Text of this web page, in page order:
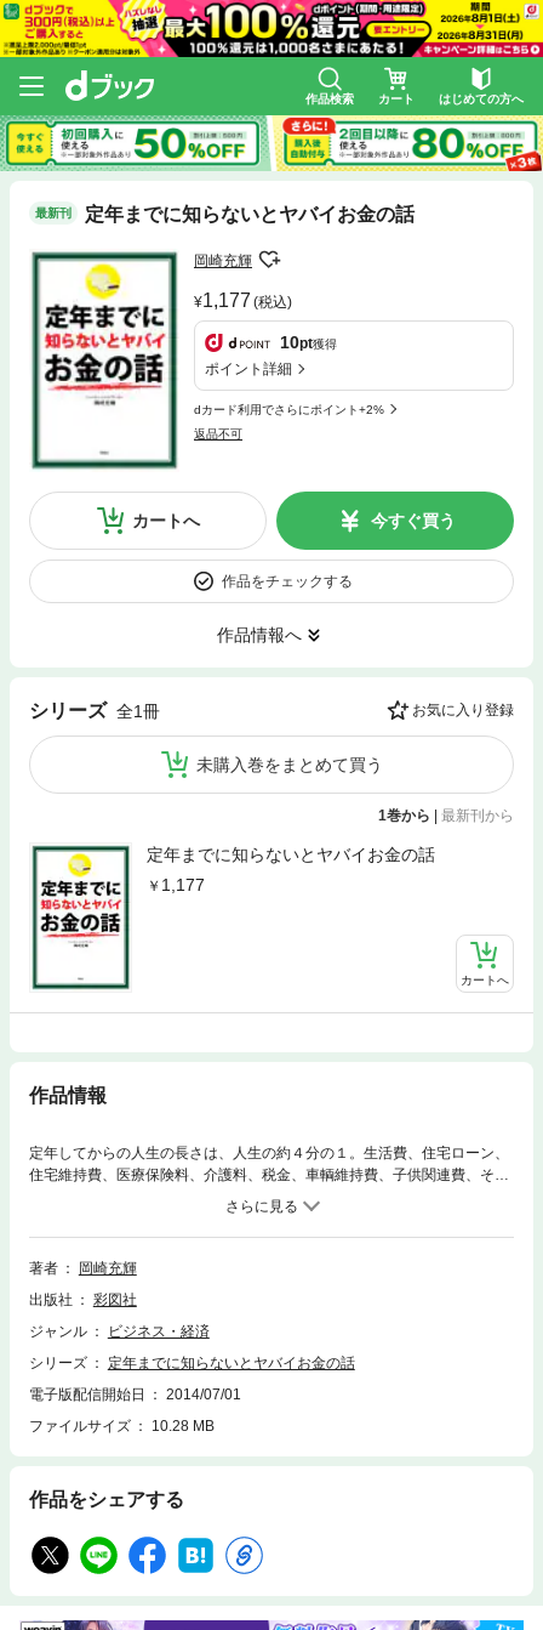
作品検索 カート はじめての方へ
最新刊 定年までに知らないとヤバイお金の話
岡崎充輝
1,177 (税込)
10pt獲得
ポイント詳細
dカード利用でさらにポイント+2%
返品不可
カートへ 今すぐ買う
作品をチェックする
作品情報へ
シリーズ 全1冊 お気に入り登録
未購入巻をまとめて買う
1巻から | 最新刊から
定年までに知らないとヤバイお金の話
1,177
カートへ
作品情報
定年してからの人生の長さは、人生の約４分の１。生活費、住宅ローン、
住宅維持費、医療保険料、介護料、税金、車輌維持費、子供関連費、その
他予想外の支出……結局、いくら必要なのか？必ず来るその日のために、
具体的な数字をあげて対策を立てる！
著者
岡崎充輝
出版社
彩図社
ジャンル
ビジネス・経済
シリーズ
定年までに知らないとヤバイお金の話
電子版配信開始日
2014/07/01
ファイルサイズ
10.28 MB
作品をシェアする